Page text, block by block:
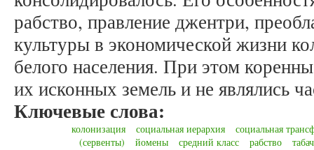
рабство, правление джентри,
культуры в экономической жизни
белого населения. При этом
их исконных земель и не являлись
Ключевые слова:
колонизация социальная иерархия
социальная
(сервенты)
йомены средний класс рабство